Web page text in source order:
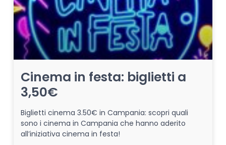
Cinema in festa: biglietti a
3,50€
Biglietti cinema 3.50€ in Campania: scopri quali
sono i cinema in Campania che hanno aderito
all’iniziativa cinema in festa!